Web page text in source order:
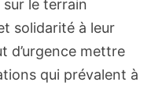
le terrain
solidarité à leur
d’urgence mettre
qui prévalent à